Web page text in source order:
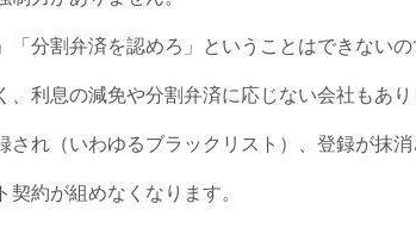
分割弁済を認めろ」ということはできないの
利息の減免や分割弁済に応じない会社もあり
れ（いわゆるブラックリスト）、登録が抹
約が組めなくなります。